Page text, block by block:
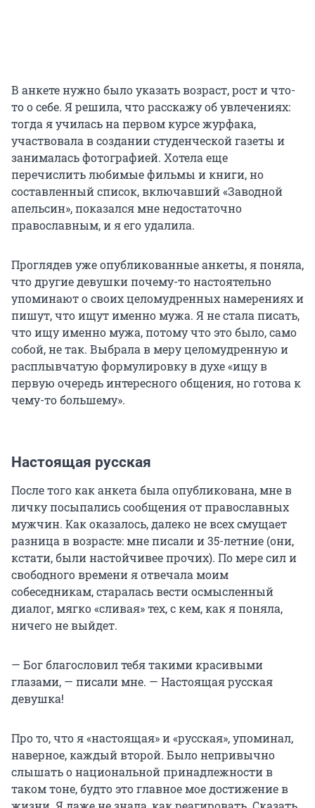
В анкете нужно было указать возраст, рост и что-
то о себе. Я решила, что расскажу об увлечениях:
тогда я училась на первом курсе журфака,
участвовала в создании студенческой газеты и
занималась фотографией. Хотела еще
перечислить любимые фильмы и книги, но
составленный список, включавший «Заводной
апельсин», показался мне недостаточно
православным, и я его удалила.
Проглядев уже опубликованные анкеты, я поняла,
что другие девушки почему-то настоятельно
упоминают о своих целомудренных намерениях и
пишут, что ищут именно мужа. Я не стала писать,
что ищу именно мужа, потому что это было, само
собой, не так. Выбрала в меру целомудренную и
расплывчатую формулировку в духе «ищу в
первую очередь интересного общения, но готова к
чему-то большему».
Настоящая русская
После того как анкета была опубликована, мне в
личку посыпались сообщения от православных
мужчин. Как оказалось, далеко не всех смущает
разница в возрасте: мне писали и 35-летние (они,
кстати, были настойчивее прочих). По мере сил и
свободного времени я отвечала моим
собеседникам, старалась вести осмысленный
диалог, мягко «сливая» тех, с кем, как я поняла,
ничего не выйдет.
— Бог благословил тебя такими красивыми
глазами, — писали мне. — Настоящая русская
девушка!
Про то, что я «настоящая» и «русская», упоминал,
наверное, каждый второй. Было непривычно
слышать о национальной принадлежности в
таком тоне, будто это главное мое достижение в